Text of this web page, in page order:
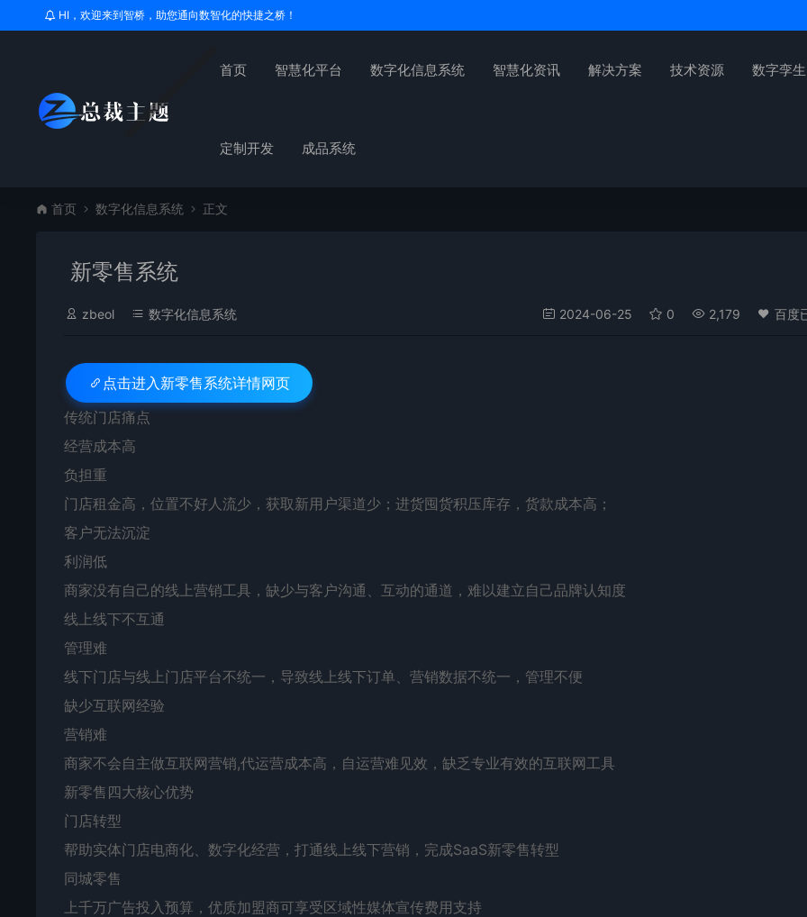
HI，欢迎来到智桥，助您通向数智化的快捷之桥！
首页 智慧化平台 数字化信息系统 智慧化资讯 解决方案 技术资源 数字孪生
定制开发 成品系统
首页 数字化信息系统 正文
新零售系统
zbeol 数字化信息系统 2024-06-25 0 2,179 百度
点击进入 新零售系统详情网页
传统门店痛点
经营成本高
负担重
门店租金高，位置不好人流少，获取新用户渠道少；进货囤货积压库存，货款成本高；
客户无法沉淀
利润低
商家没有自己的线上营销工具，缺少与客户沟通、互动的通道，难以建立自己品牌认知度
线上线下不互通
管理难
线下门店与线上门店平台不统一，导致线上线下订单、营销数据不统一，管理不便
缺少互联网经验
营销难
商家不会自主做互联网营销,代运营成本高，自运营难见效，缺乏专业有效的互联网工具
新零售四大核心优势
门店转型
帮助实体门店电商化、数字化经营，打通线上线下营销，完成SaaS新零售转型
同城零售
上千万广告投入预算，优质加盟商可享受区域性媒体宣传费用支持